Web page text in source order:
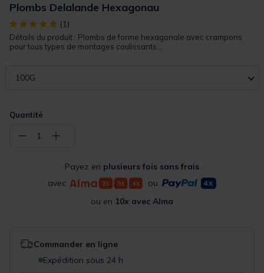
Plombs Delalande Hexagonau
[object Object] out of 5 Customer Rating
(1)
Détails du produit : Plombs de forme hexagonale avec crampons
pour tous types de montages coulissants...
100G
Quantité
− 1 +
Payez en plusieurs fois sans frais
avec
ou
ou en 10x avec Alma
Commander en ligne
Expédition sous 24 h